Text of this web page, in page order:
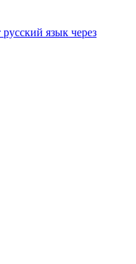
язык через